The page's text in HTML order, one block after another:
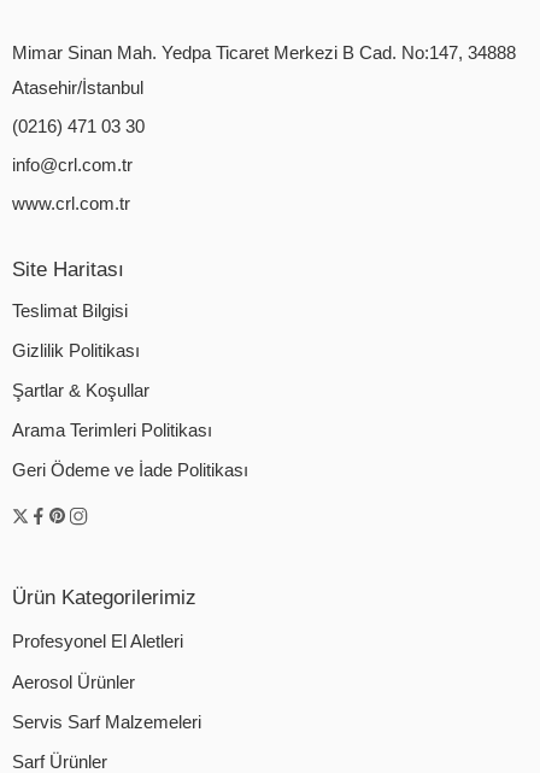
Mimar Sinan Mah. Yedpa Ticaret Merkezi B Cad. No:147, 34888
Atasehir/İstanbul
(0216) 471 03 30
info@crl.com.tr
www.crl.com.tr
Site Haritası
Teslimat Bilgisi
Gizlilik Politikası
Şartlar & Koşullar
Arama Terimleri Politikası
Geri Ödeme ve İade Politikası
Ürün Kategorilerimiz
Profesyonel El Aletleri
Aerosol Ürünler
Servis Sarf Malzemeleri
Sarf Ürünler